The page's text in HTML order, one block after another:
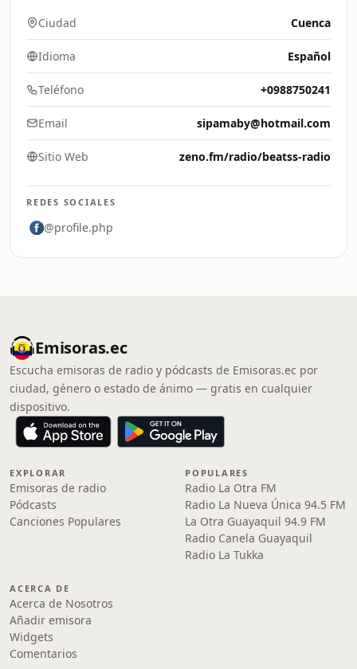
Ciudad Cuenca
Idioma Español
Teléfono +0988750241
Email sipamaby@hotmail.com
Sitio Web zeno.fm/radio/beatss-radio
REDES SOCIALES
@profile.php
Emisoras.ec
Escucha emisoras de radio y pódcasts de Emisoras.ec por
ciudad, género o estado de ánimo — gratis en cualquier
dispositivo.
EXPLORAR
Emisoras de radio
Pódcasts
Canciones Populares
POPULARES
Radio La Otra FM
Radio La Nueva Única 94.5 FM
La Otra Guayaquil 94.9 FM
Radio Canela Guayaquil
Radio La Tukka
ACERCA DE
Acerca de Nosotros
Añadir emisora
Widgets
Comentarios